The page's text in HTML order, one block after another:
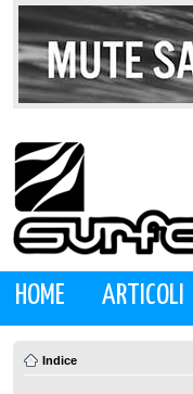
HOME ARTICOLI
Indice